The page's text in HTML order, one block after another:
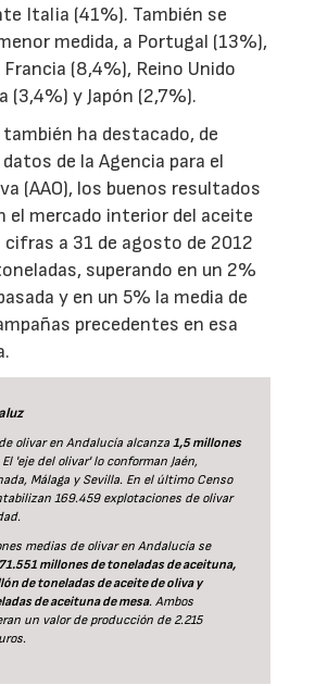
Italia (41%). También se
medida, a Portugal (13%),
Francia (8,4%), Reino Unido
(3,4%) y Japón (2,7%).
ha destacado, de
de la Agencia para el
(AAO), los buenos resultados
el mercado interior del aceite
cifras a 31 de agosto de 2012
superando en un 2%
y en un 5% la media de
precedentes en esa
olivar en Andalucía alcanza 1,5 millones
'eje del olivar' lo conforman Jaén,
Málaga y Sevilla. En el último Censo
169.459 explotaciones de olivar
medias de olivar en Andalucía se
millones de toneladas de aceituna,
de toneladas de aceite de oliva y
de aceituna de mesa. Ambos
un valor de producción de 2.215